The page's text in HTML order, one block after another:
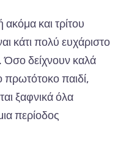
και τρίτου
κάτι πολύ ευχάριστο
δείχνουν καλά
πρωτότοκο παιδί,
ξαφνικά όλα
περίοδος